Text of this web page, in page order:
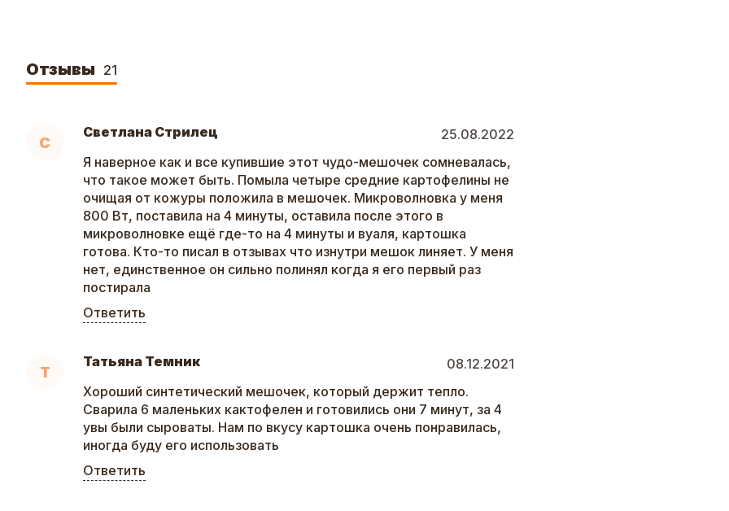
Отзывы 21
С
Светлана Стрилец
25.08.2022
Я наверное как и все купившие этот чудо-мешочек сомневалась,
что такое может быть. Помыла четыре средние картофелины не
очищая от кожуры положила в мешочек. Микроволновка у меня
800 Вт, поставила на 4 минуты, оставила после этого в
микроволновке ещё где-то на 4 минуты и вуаля, картошка
готова. Кто-то писал в отзывах что изнутри мешок линяет. У меня
нет, единственное он сильно полинял когда я его первый раз
постирала
Ответить
Т
Татьяна Темник
08.12.2021
Хороший синтетический мешочек, который держит тепло.
Сварила 6 маленьких кактофелен и готовились они 7 минут, за 4
увы были сыроваты. Нам по вкусу картошка очень понравилась,
иногда буду его использовать
Ответить